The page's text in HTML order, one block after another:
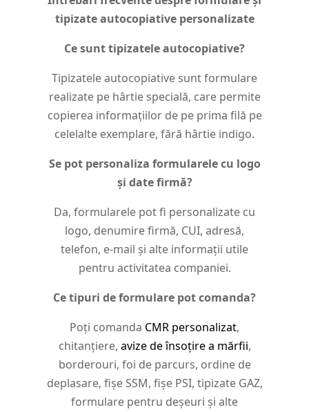
tipizate autocopiative personalizate
Ce sunt tipizatele autocopiative?
Tipizatele autocopiative sunt formulare
realizate pe hârtie specială, care permite
copierea informațiilor de pe prima filă pe
celelalte exemplare, fără hârtie indigo.
Se pot personaliza formularele cu logo
și date firmă?
Da, formularele pot fi personalizate cu
logo, denumire firmă, CUI, adresă,
telefon, e-mail și alte informații utile
pentru activitatea companiei.
Ce tipuri de formulare pot comanda?
Poți comanda CMR personalizat,
chitanțiere, avize de însoțire a mărfii,
borderouri, foi de parcurs, ordine de
deplasare, fișe SSM, fișe PSI, tipizate GAZ,
formulare pentru deșeuri și alte